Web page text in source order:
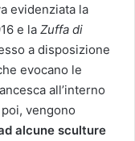
evidenziata la
e la Zuffa di
a disposizione
evocano le
all’interno
vengono
alcune sculture